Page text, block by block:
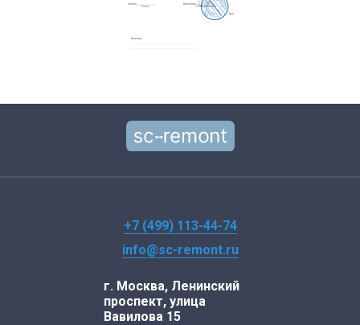
+7 (499) 113-44-74
info@sc-remont.ru
г. Москва, Ленинский
проспект, улица
Вавилова 15